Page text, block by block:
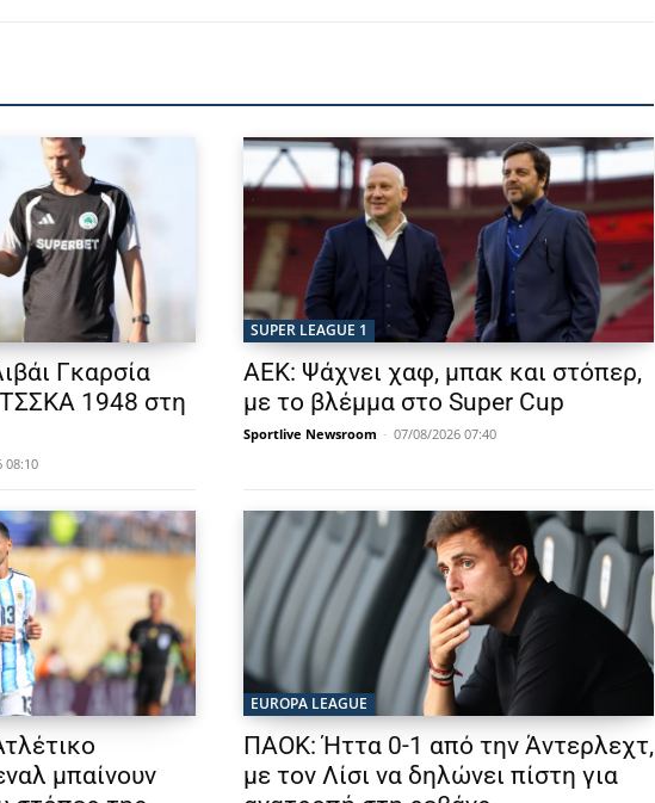
Γκαρσία
1948 στη
08:10
SUPER LEAGUE 1
ΑΕΚ: Ψάχνει χαφ, μπακ και στόπερ,
με το βλέμμα στο Super Cup
Sportlive Newsroom - 07/08/2026 07:40
μπαίνουν
EUROPA LEAGUE
ΠΑΟΚ: Ήττα 0-1 από την Άντερλεχτ,
με τον Λίσι να δηλώνει πίστη για